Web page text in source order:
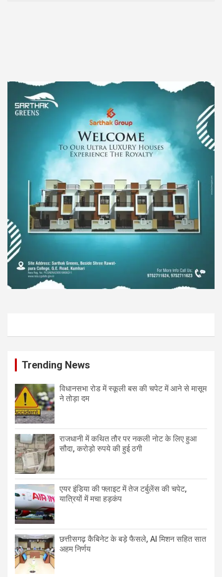
Trending News
विधानसभा रोड में स्कूली बस की चपेट में आने से मासूम
ने तोड़ा दम
राजधानी में कथित तौर पर नकली नोट के लिए हुआ
सौदा, करोड़ो रुपये की हुई ठगी
एयर इंडिया की फ्लाइट में तेज टर्बुलेंस की चपेट,
यात्रियों में मचा हड़कंप
छत्तीसगढ़ कैबिनेट के बड़े फैसले, AI मिशन सहित सात
अहम निर्णय